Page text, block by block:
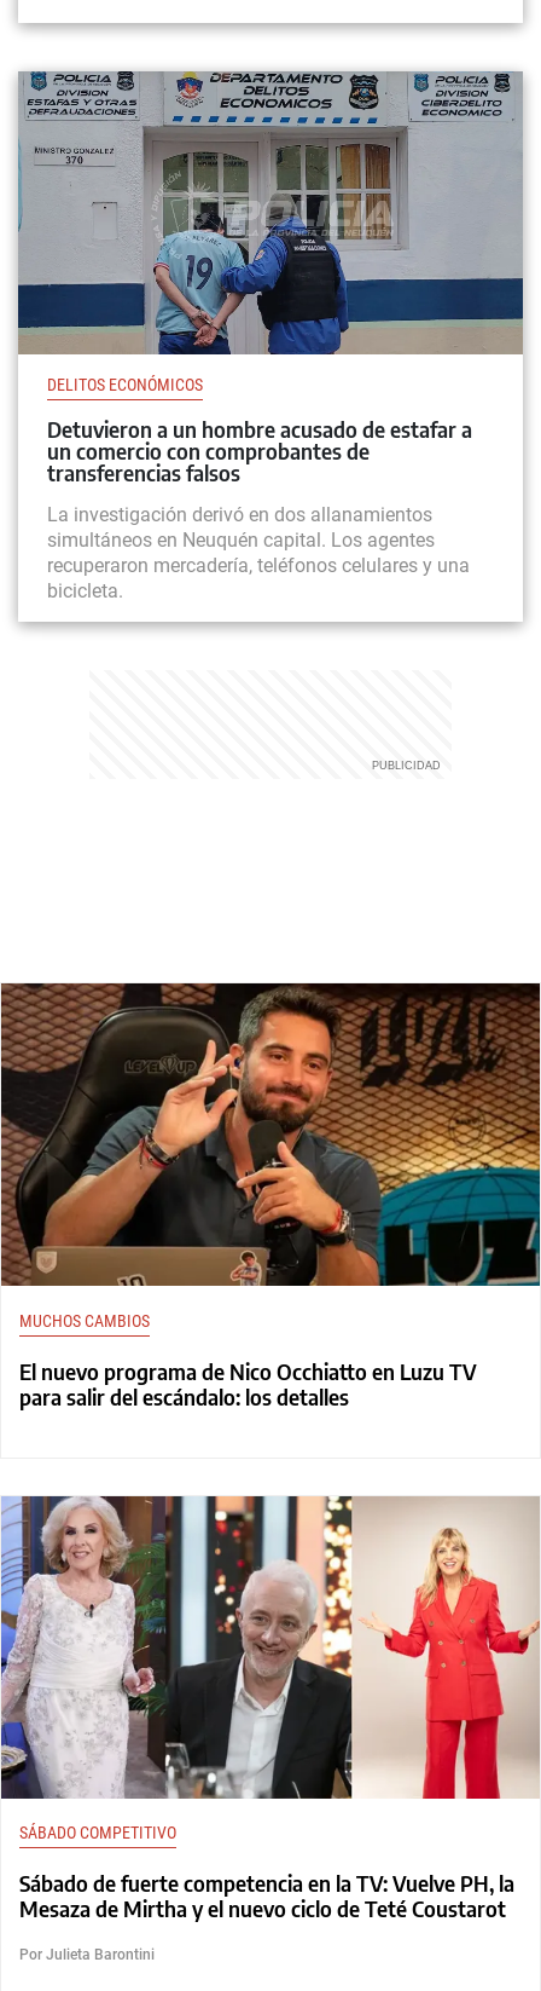
DELITOS ECONÓMICOS
Detuvieron a un hombre acusado de estafar a
un comercio con comprobantes de
transferencias falsos
La investigación derivó en dos allanamientos
simultáneos en Neuquén capital. Los agentes
recuperaron mercadería, teléfonos celulares y una
bicicleta.
MUCHOS CAMBIOS
El nuevo programa de Nico Occhiatto en Luzu TV
para salir del escándalo: los detalles
SÁBADO COMPETITIVO
Sábado de fuerte competencia en la TV: Vuelve PH, la
Mesaza de Mirtha y el nuevo ciclo de Teté Coustarot
Por Julieta Barontini